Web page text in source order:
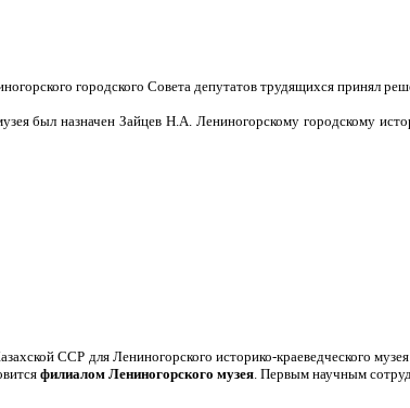
городского Совета депутатов трудящихся принял
был назначен Зайцев Н.А. Лениногорскому городскому
ССР для Лениногорского историко-краеведческого
филиалом Лениногорского музея. Первым научным